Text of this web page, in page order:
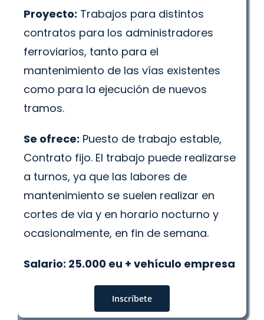
Proyecto: Trabajos para distintos
contratos para los administradores
ferroviarios, tanto para el
mantenimiento de las vías existentes
como para la ejecución de nuevos
tramos.
Se ofrece: Puesto de trabajo estable,
Contrato fijo. El trabajo puede realizarse
a turnos, ya que las labores de
mantenimiento se suelen realizar en
cortes de via y en horario nocturno y
ocasionalmente, en fin de semana.
Salario: 25.000 eu + vehículo empresa
Inscríbete